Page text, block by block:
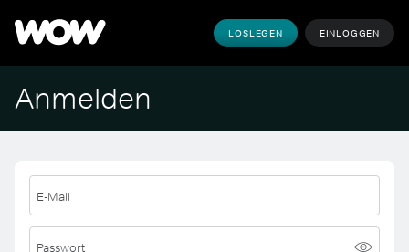
LOSLEGEN EINLOGGEN
Anmelden
E-Mail
Passwort